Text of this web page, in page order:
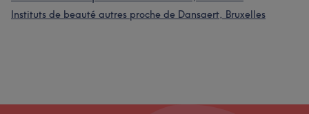
Instituts de beauté autres proche de Dansaert, Bruxelles